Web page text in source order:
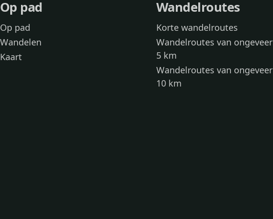
Op pad
Op pad
Wandelen
Kaart
Wandelroutes
Korte wandelroutes
Wandelroutes van ongeveer
5 km
Wandelroutes van ongeveer
10 km